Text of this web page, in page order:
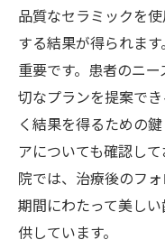
市川市でべ
市川市でべ
歯の美を引
市川市で歯
品質なセラミックを
する結果が得られま
重要です。患者のニ
切なプランを提案で
く結果を得るための
アについても確認し
院では、治療後のフ
期間にわたって美し
供しています。